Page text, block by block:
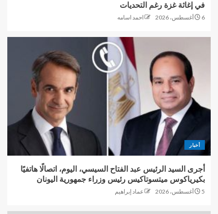
في إغاثة غزة رغم التحديات
6 أغسطس، 2026 احمد اسامه
أخبار
أجرى السيد الرئيس عبد الفتاح السيسي، اليوم، اتصالًا هاتفيًا
بكيرياكوس ميتسوتاكيس رئيس وزراء جمهورية اليونان
5 أغسطس، 2026 عماد إبراهيم